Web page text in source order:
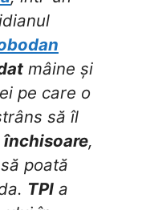
mâine și
pe care o
să îl
închisoare,
poată
TPI a